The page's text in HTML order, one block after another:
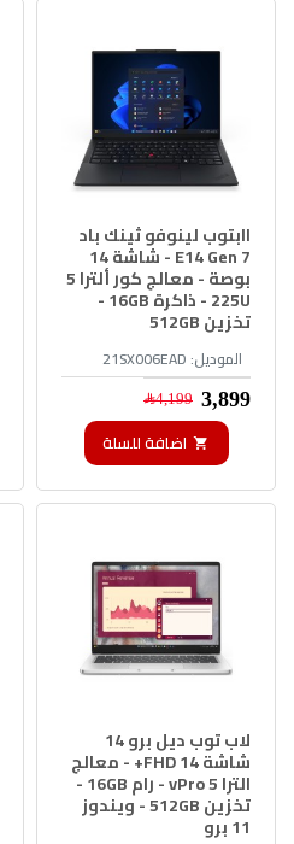
الموديل: 21SX006EAD
اابتوب لينوفو ثينك باد
E14 Gen 7 - شاشة 14
بوصة - معالج كور ألترا 5
225U - ذاكرة 16GB -
تخزين 512GB
3,899﷼ 4,199﷼
اضافة للسلة
لاب توب ديل برو 14
شاشة 14 FHD+ - معالج
الترا 5 vPro - رام 16GB -
تخزين 512GB - ويندوز
11 برو